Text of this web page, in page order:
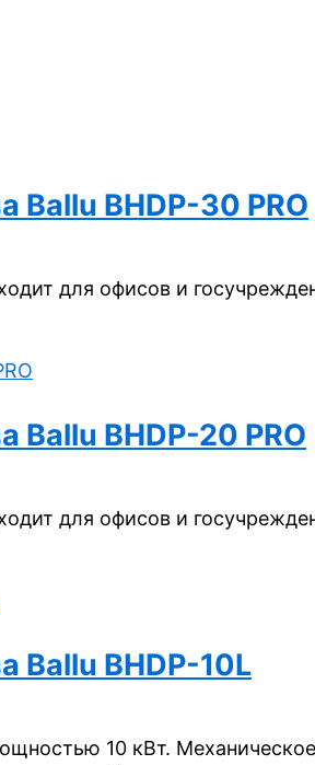
Ballu BHDP-30 PRO
для офисов и
Ballu BHDP-20 PRO
для офисов и
Ballu BHDP-10L
10 кВт.